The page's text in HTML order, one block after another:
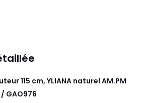
115 cm, YLIANA naturel AM.PM
GAO976